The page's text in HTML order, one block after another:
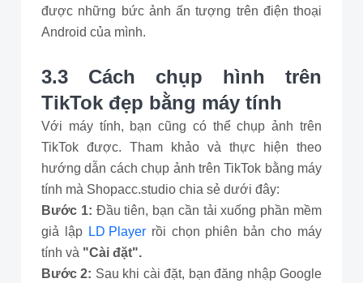
được những bức ảnh ấn tượng trên điện thoại
Android của mình.
3.3 Cách chụp hình trên
TikTok đẹp bằng máy tính
Với máy tính, bạn cũng có thể chụp ảnh trên
TikTok được. Tham khảo và thực hiện theo
hướng dẫn cách chụp ảnh trên TikTok bằng máy
tính mà Shopacc.studio chia sẻ dưới đây:
Bước 1: Đầu tiên, bạn cần tải xuống phần mềm
giả lập LD Playerrồi chọn phiên bản cho máy
tính và "Cài đặt".
Bước 2: Sau khi cài đặt, bạn đăng nhập Google